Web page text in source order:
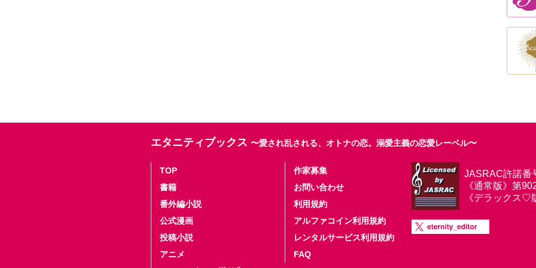
エタニティブックス 〜愛され乱される、オトナの恋。溺愛主義の恋愛レーベル〜
TOP
書籍
番外編小説
公式漫画
投稿小説
アニメ
作家募集
お問い合わせ
利用規約
アルファコイン利用規約
レンタルサービス利用規約
FAQ
JASRAC許諾番
《通常版》第
《デラックス♡